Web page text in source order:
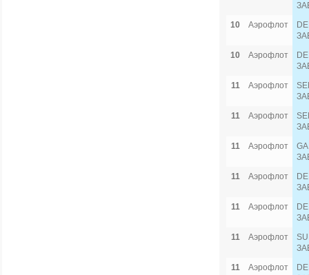
10
Аэрофлот
10
Аэрофлот
11
Аэрофлот
11
Аэрофлот
11
Аэрофлот
11
Аэрофлот
11
Аэрофлот
11
Аэрофлот
11
Аэрофлот